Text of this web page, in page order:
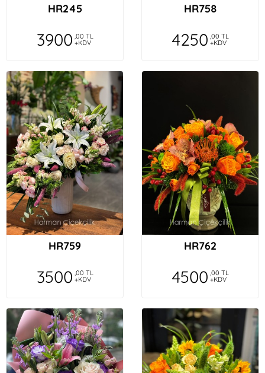
HR245
3900 ,00 TL
+KDV
HR758
4250 ,00 TL
+KDV
HR759
3500 ,00 TL
+KDV
HR762
4500 ,00 TL
+KDV